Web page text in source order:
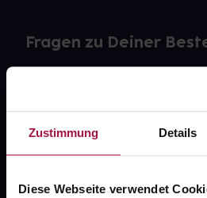
Zustimmung Details
Diese Webseite verwendet
Fragen zu Deiner